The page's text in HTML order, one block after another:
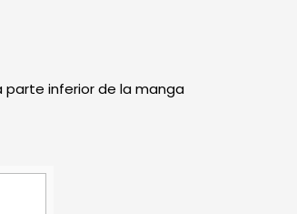
parte inferior de la manga